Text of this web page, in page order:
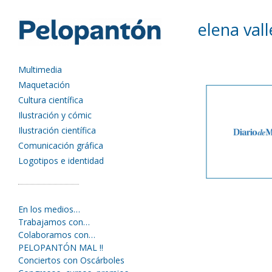
Multimedia
Maquetación
Cultura científica
Ilustración y cómic
Ilustración científica
Comunicación gráfica
Logotipos e identidad
elena
En los medios…
Trabajamos con…
Colaboramos con…
PELOPANTÓN MAL !!
Conciertos con Oscárboles